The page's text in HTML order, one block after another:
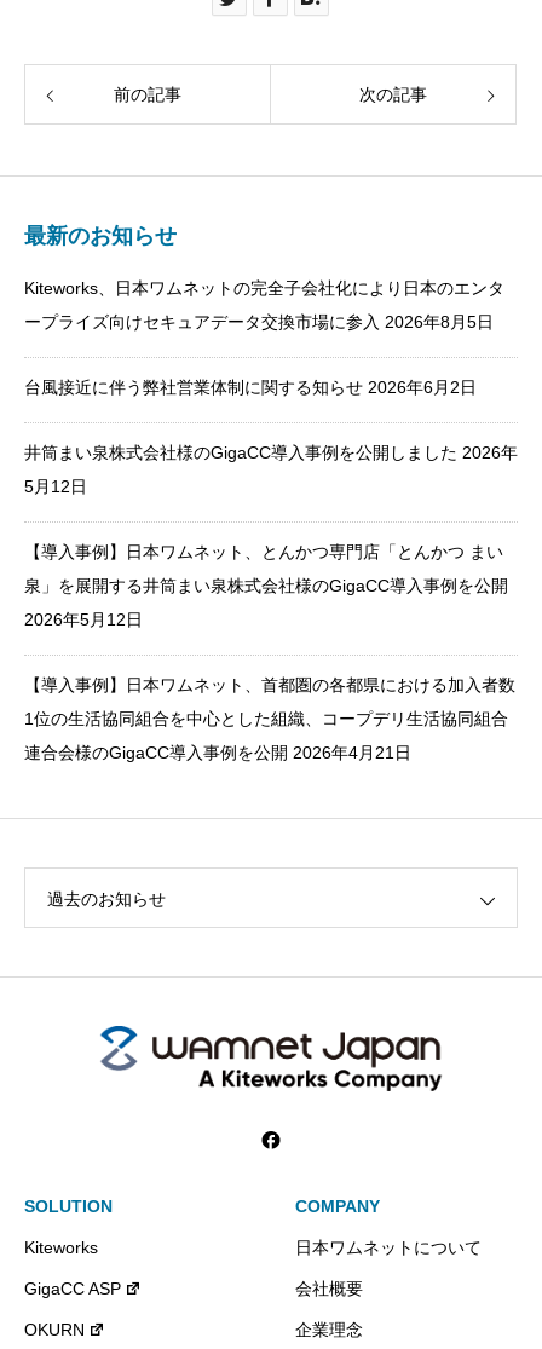
前の記事 次の記事
最新のお知らせ
Kiteworks、日本ワムネットの完全子会社化により日本のエンタ
ープライズ向けセキュアデータ交換市場に参入 2026年8月5日
台風接近に伴う弊社営業体制に関する知らせ 2026年6月2日
井筒まい泉株式会社様のGigaCC導入事例を公開しました 2026年
5月12日
【導入事例】日本ワムネット、とんかつ専門店「とんかつ まい
泉」を展開する井筒まい泉株式会社様のGigaCC導入事例を公開
2026年5月12日
【導入事例】日本ワムネット、首都圏の各都県における加入者数
1位の生活協同組合を中心とした組織、コープデリ生活協同組合
連合会様のGigaCC導入事例を公開 2026年4月21日
過去のお知らせ
SOLUTION
Kiteworks
GigaCC ASP
OKURN
COMPANY
日本ワムネットについて
会社概要
企業理念